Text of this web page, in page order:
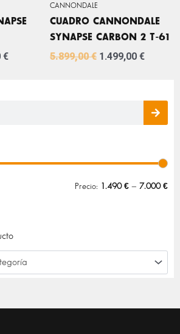
Precio: 1.490 € — 7.000 €
€
CANNONDALE
CUADRO CANNONDALE
SYNAPSE CARBON 2 T-61
5.899,00€ 1.499,00 €